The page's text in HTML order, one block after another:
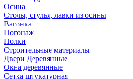
Осина
Столы, стулья, лавки из осины
Вагонка
Погонаж
Полки
Строительные материалы
Двери Деревянные
Окна деревянные
Сетка штукатурная